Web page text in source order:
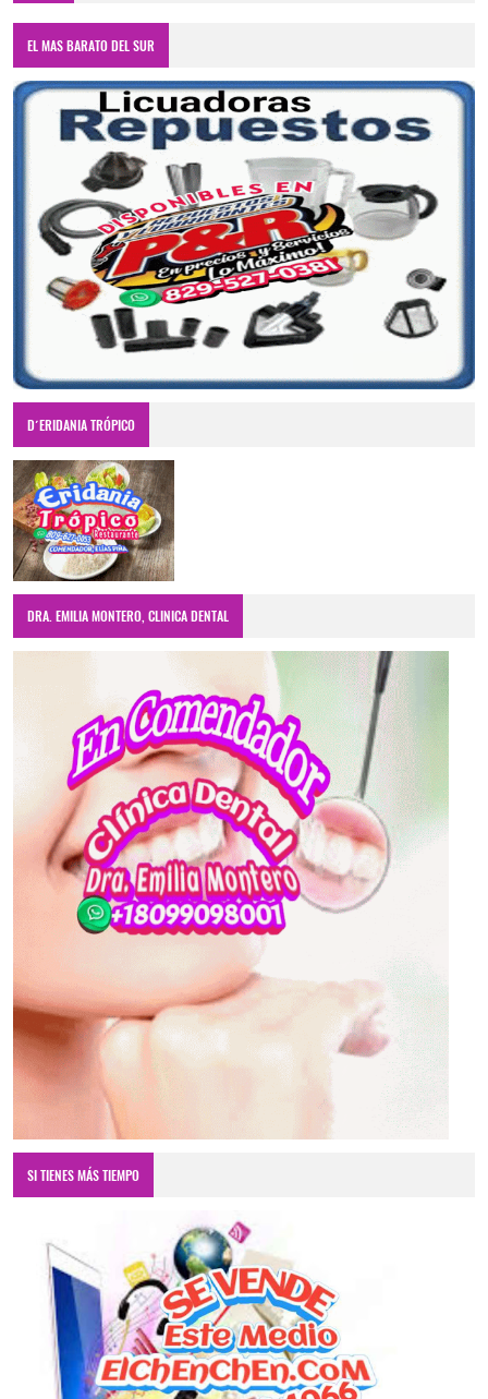
EL MAS BARATO DEL SUR
D´ERIDANIA TRÓPICO
DRA. EMILIA MONTERO, CLINICA DENTAL
SI TIENES MÁS TIEMPO